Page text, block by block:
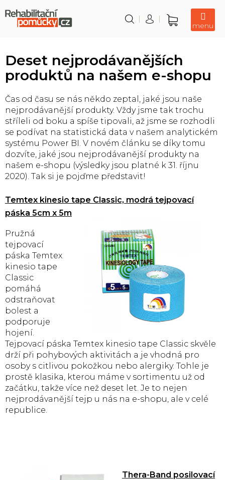
na
obsah
Nákupní
Deset nejprodávanějších
produktů na našem e-shopu
Čas od času se nás někdo zeptal, jaké jsou naše
nejprodávanější produkty. Vždy jsme tak trochu
stříleli od boku a spíše tipovali, až jsme se rozhodli
se podívat na statistická data v našem analytickém
systému Power BI. V novém článku se díky tomu
dozvíte, jaké jsou nejprodávanější produkty na
našem e-shopu (výsledky jsou platné k 31. říjnu
2020). Tak si je pojďme představit!
Temtex kinesio tape Classic, modrá tejpovací
páska 5cm x 5m
Pružná
tejpovací
páska Temtex
kinesio tape
Classic
pomáhá
odstraňovat
bolest a
podporuje
hojení.
Tejpovací páska Temtex kinesio tape Classic skvěle
drží při pohybových aktivitách a je vhodná pro
osoby s citlivou pokožkou nebo alergiky. Tohle je
prostě klasika, kterou máme v sortimentu už od
začátku, takže více než deset let. Je to nejen
nejprodávanější tejp u nás na e-shopu, ale v celé
republice.
Thera-Band posilovací